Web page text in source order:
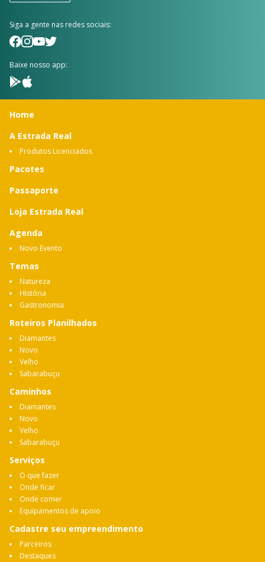
Siga a gente nas redes sociais:
Baixe nosso app:
Home
A Estrada Real
Produtos Licenciados
Pacotes
Passaporte
Loja Estrada Real
Agenda
Novo Evento
Temas
Natureza
História
Gastronomia
Roteiros Planilhados
Diamantes
Novo
Velho
Sabarabuçu
Caminhos
Diamantes
Novo
Velho
Sabarabuçu
Serviços
O que fazer
Onde ficar
Onde comer
Equipamentos de apoio
Cadastre seu empreendimento
Parceiros
Destaques